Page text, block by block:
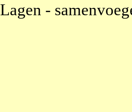
Lagen -